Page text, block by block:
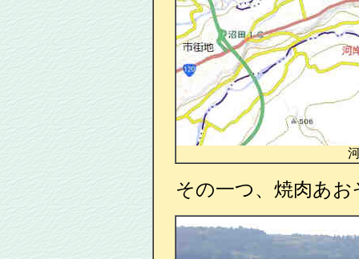
その一つ、焼肉あお